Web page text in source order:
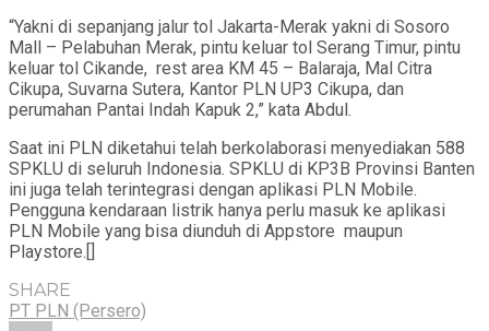
“Yakni di sepanjang jalur tol Jakarta-Merak yakni di Sosoro
Mall – Pelabuhan Merak, pintu keluar tol Serang Timur, pintu
keluar tol Cikande, rest area KM 45 – Balaraja, Mal Citra
Cikupa, Suvarna Sutera, Kantor PLN UP3 Cikupa, dan
perumahan Pantai Indah Kapuk 2,” kata Abdul.
Saat ini PLN diketahui telah berkolaborasi menyediakan 588
SPKLU di seluruh Indonesia. SPKLU di KP3B Provinsi Banten
ini juga telah terintegrasi dengan aplikasi PLN Mobile.
Pengguna kendaraan listrik hanya perlu masuk ke aplikasi
PLN Mobile yang bisa diunduh di Appstore maupun
Playstore.[]
SHARE
PT PLN (Persero)